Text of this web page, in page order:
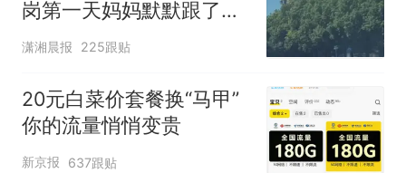
岗第一天妈妈默默跟了三
公里，感慨孩子真的长大
潇湘晨报 225跟贴
20元白菜价套餐换“马甲”
你的流量悄悄变贵
新京报 637跟贴